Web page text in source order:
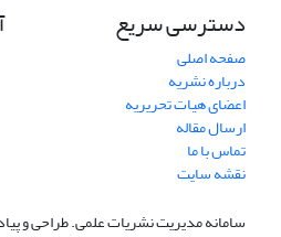
دسترسی سریع
صفحه اصلی
درباره نشریه
اعضای هیات تحریریه
ارسال مقاله
تماس با ما
نقشه سایت
سامانه مدیریت نشریات علمی.طراحی و